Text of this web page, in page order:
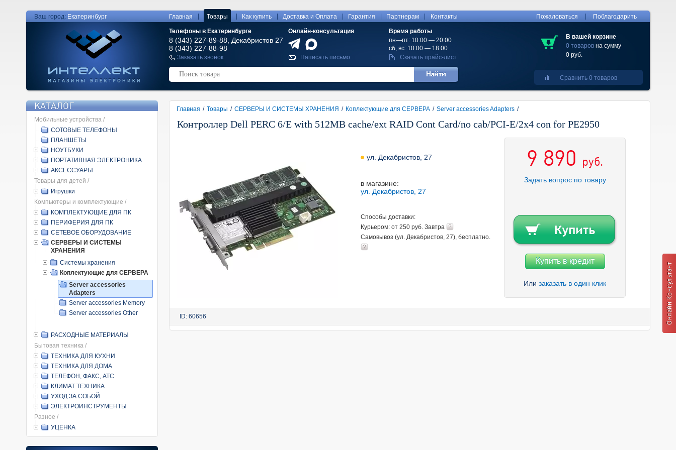
Ваш город: Екатеринбург Главная Товары Как купить Доставка и Оплата Гарантия Партнерам Контакты
Телефоны в Екатеринбурге
8 (343) 227-89-88, Декабристов 27
8 (343) 227-88-98
Онлайн-консультация
Время работы
пн—пт: 10:00 — 20:00
сб, вс: 10:00 — 18:00
Заказать звонок
Написать письмо Скачать прайс-лист
Пожаловаться Поблагодарить
В вашей корзине
0 товаров на сумму
0 руб.
Сравнить 0 товаров
КАТАЛОГ
Мобильные устройства /
СОТОВЫЕ ТЕЛЕФОНЫ
ПЛАНШЕТЫ
НОУТБУКИ
ПОРТАТИВНАЯ ЭЛЕКТРОНИКА
АКСЕССУАРЫ
Товары для детей /
Игрушки
Компьютеры и комплектующие /
КОМПЛЕКТУЮЩИЕ ДЛЯ ПК
ПЕРИФЕРИЯ ДЛЯ ПК
СЕТЕВОЕ ОБОРУДОВАНИЕ
СЕРВЕРЫ И СИСТЕМЫ
ХРАНЕНИЯ
Системы хранения
Коплектующие для СЕРВЕРА
Server accessories
Adapters
Server accessories Memory
Server accessories Other
РАСХОДНЫЕ МАТЕРИАЛЫ
Бытовая техника /
ТЕХНИКА ДЛЯ КУХНИ
ТЕХНИКА ДЛЯ ДОМА
ТЕЛЕФОН, ФАКС, АТС
КЛИМАТ ТЕХНИКА
УХОД ЗА СОБОЙ
ЭЛЕКТРОИНСТРУМЕНТЫ
Разное /
УЦЕНКА
Главная / Товары / СЕРВЕРЫ И СИСТЕМЫ ХРАНЕНИЯ / Коплектующие для СЕРВЕРА / Server accessories Adapters /
Контроллер Dell PERC 6/E with 512MB cache/ext RAID Cont Card/no cab/PCI-E/2x4 con for PE2950
ул. Декабристов, 27
в магазине:
ул. Декабристов, 27
Способы доставки:
Курьером: от 250 руб. Завтра
Самовывоз (ул. Декабристов, 27), бесплатно.
9 890 руб.
Задать вопрос по товару
Купить в кредит
Или заказать в один клик
ID: 60656